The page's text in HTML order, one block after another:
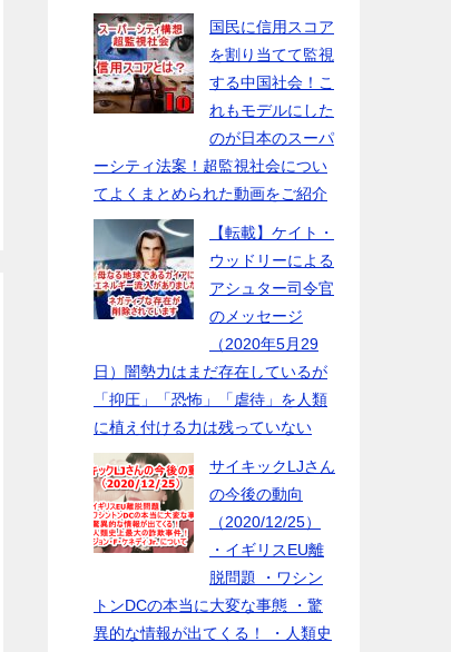
国民に信用スコア
を割り当てて監視
する中国社会！こ
れもモデルにした
のが日本のスーパ
ーシティ法案！超監視社会につい
てよくまとめられた動画をご紹介
【転載】ケイト・
ウッドリーによる
アシュター司令官
のメッセージ
（2020年5月29
日）闇勢力はまだ存在しているが
「抑圧」「恐怖」「虐待」を人類
に植え付ける力は残っていない
サイキックLJさん
の今後の動向
（2020/12/25）
・イギリスEU離
脱問題 ・ワシン
トンDCの本当に大変な事態 ・驚
異的な情報が出てくる！ ・人類史